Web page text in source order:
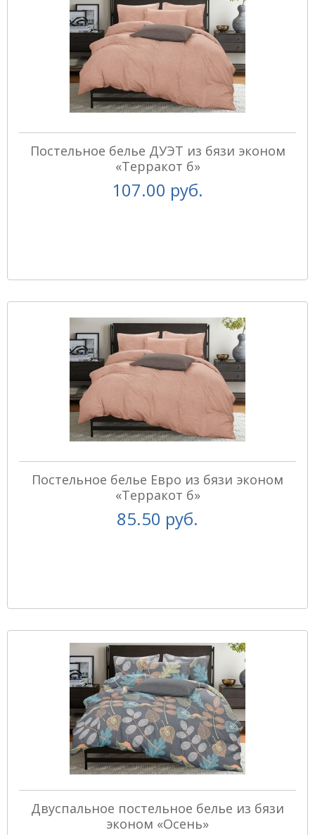
Постельное белье ДУЭТ из бязи эконом
«Терракот б»
107.00 руб.
Постельное белье Евро из бязи эконом
«Терракот б»
85.50 руб.
Двуспальное постельное белье из бязи
эконом «Осень»